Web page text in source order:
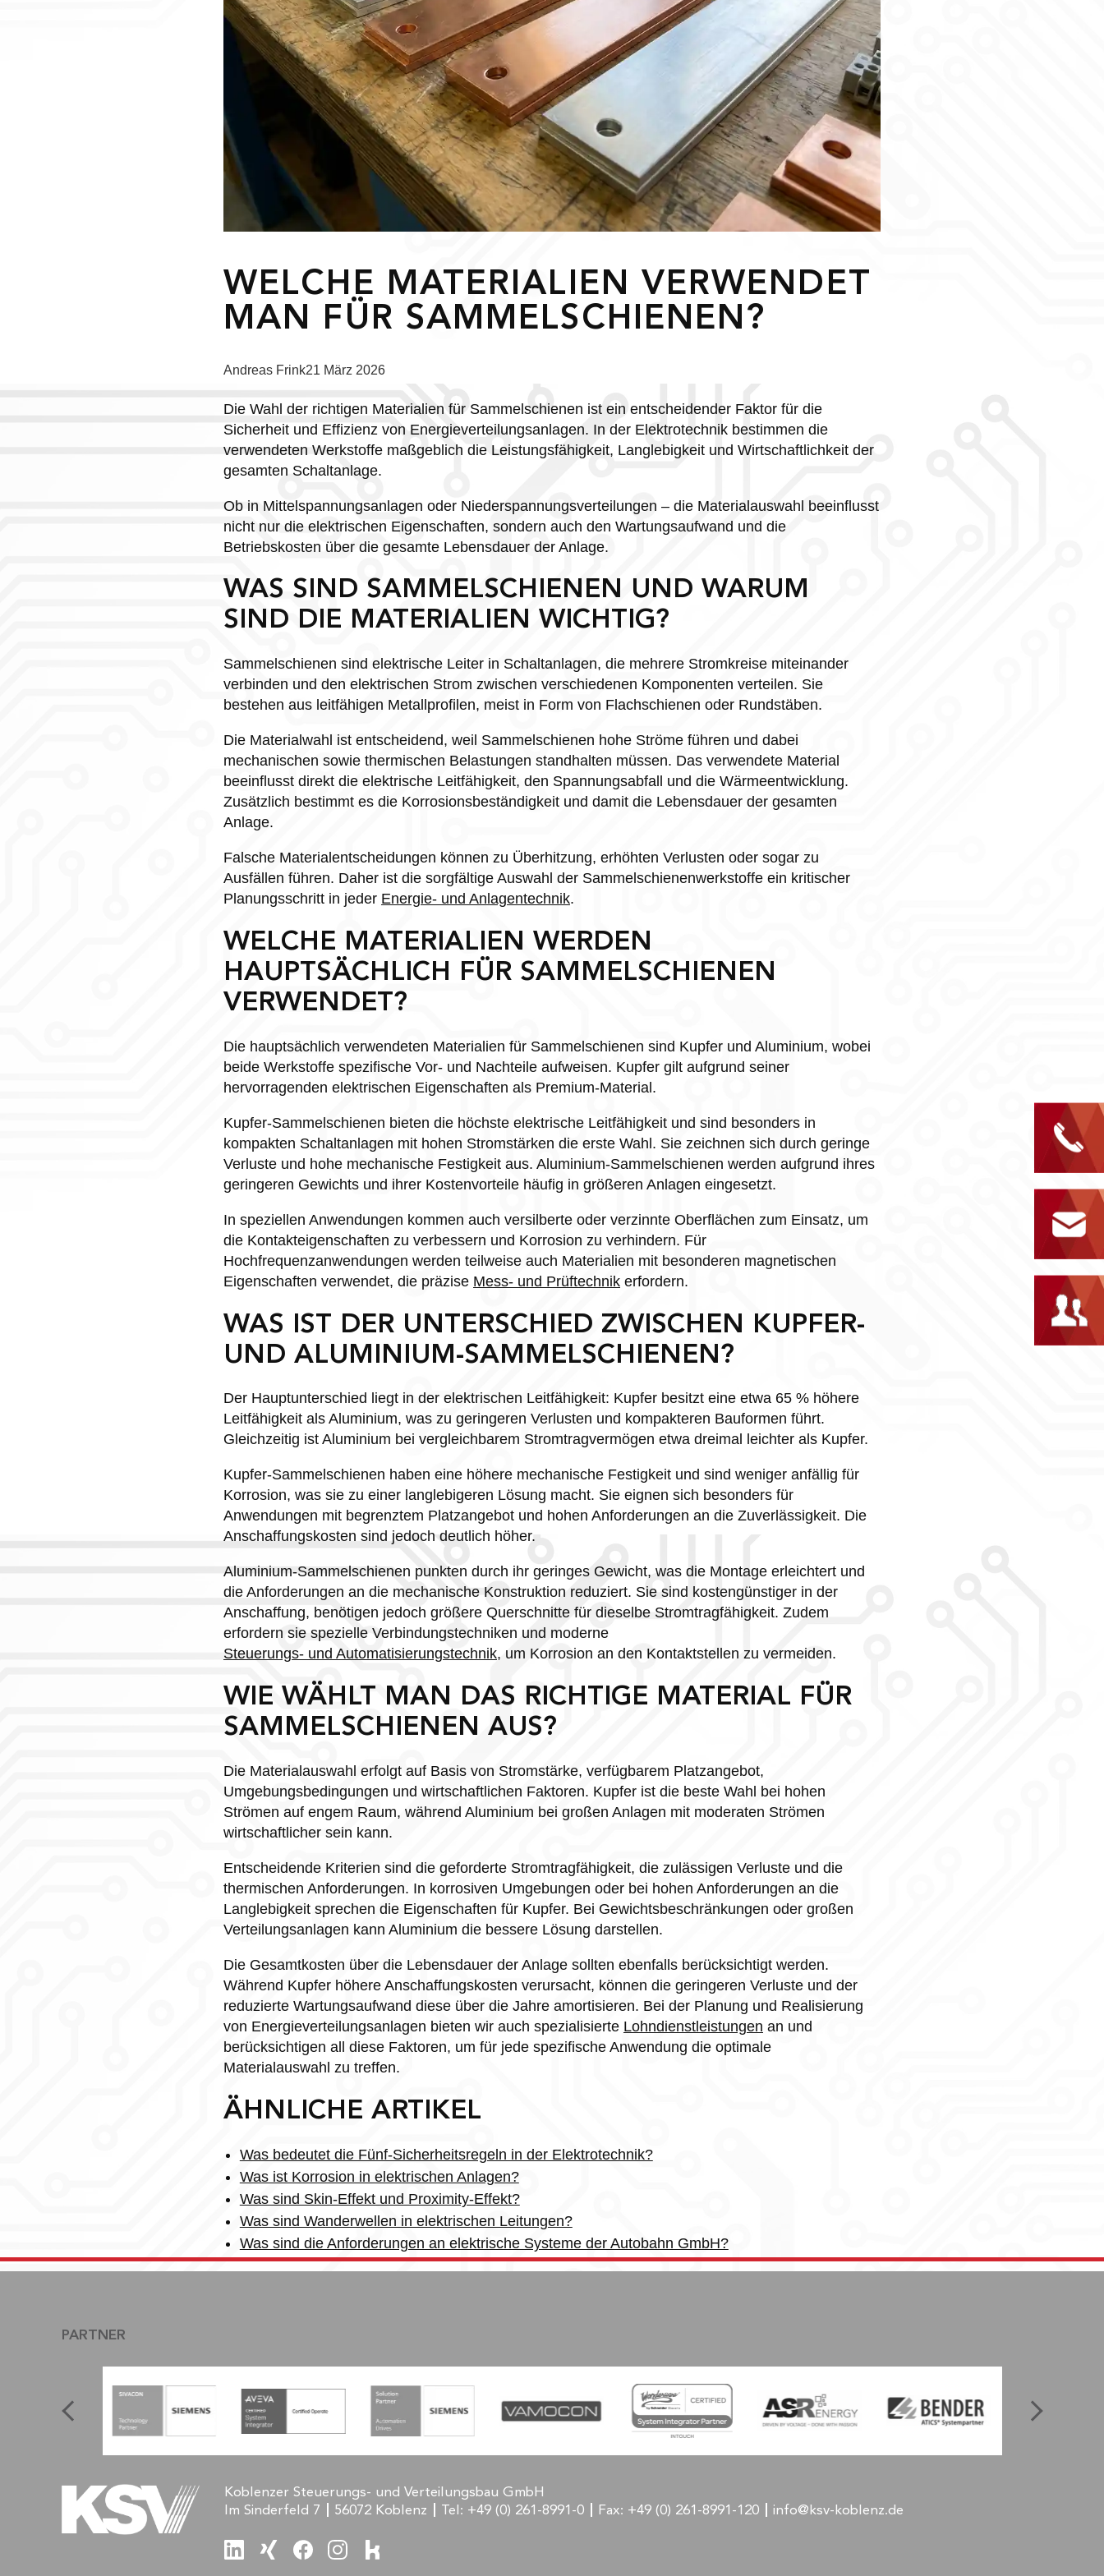
WELCHE MATERIALIEN VERWENDET
MAN FÜR SAMMELSCHIENEN?
Posted
Andreas Frink21 März 2026
Die Wahl der richtigen Materialien für Sammelschienen ist ein entscheidender Faktor für die
Sicherheit und Effizienz von Energieverteilungsanlagen. In der Elektrotechnik bestimmen die
verwendeten Werkstoffe maßgeblich die Leistungsfähigkeit, Langlebigkeit und Wirtschaftlichkeit der
gesamten Schaltanlage.
Ob in Mittelspannungsanlagen oder Niederspannungsverteilungen – die Materialauswahl beeinflusst
nicht nur die elektrischen Eigenschaften, sondern auch den Wartungsaufwand und die
Betriebskosten über die gesamte Lebensdauer der Anlage.
WAS SIND SAMMELSCHIENEN UND WARUM
SIND DIE MATERIALIEN WICHTIG?
Sammelschienen sind elektrische Leiter in Schaltanlagen, die mehrere Stromkreise miteinander
verbinden und den elektrischen Strom zwischen verschiedenen Komponenten verteilen. Sie
bestehen aus leitfähigen Metallprofilen, meist in Form von Flachschienen oder Rundstäben.
Die Materialwahl ist entscheidend, weil Sammelschienen hohe Ströme führen und dabei
mechanischen sowie thermischen Belastungen standhalten müssen. Das verwendete Material
beeinflusst direkt die elektrische Leitfähigkeit, den Spannungsabfall und die Wärmeentwicklung.
Zusätzlich bestimmt es die Korrosionsbeständigkeit und damit die Lebensdauer der gesamten
Anlage.
Falsche Materialentscheidungen können zu Überhitzung, erhöhten Verlusten oder sogar zu
Ausfällen führen. Daher ist die sorgfältige Auswahl der Sammelschienenwerkstoffe ein kritischer
Planungsschritt in jeder Energie- und Anlagentechnik.
WELCHE MATERIALIEN WERDEN
HAUPTSÄCHLICH FÜR SAMMELSCHIENEN
VERWENDET?
Die hauptsächlich verwendeten Materialien für Sammelschienen sind Kupfer und Aluminium, wobei
beide Werkstoffe spezifische Vor- und Nachteile aufweisen. Kupfer gilt aufgrund seiner
hervorragenden elektrischen Eigenschaften als Premium-Material.
Kupfer-Sammelschienen bieten die höchste elektrische Leitfähigkeit und sind besonders in
kompakten Schaltanlagen mit hohen Stromstärken die erste Wahl. Sie zeichnen sich durch geringe
Verluste und hohe mechanische Festigkeit aus. Aluminium-Sammelschienen werden aufgrund ihres
geringeren Gewichts und ihrer Kostenvorteile häufig in größeren Anlagen eingesetzt.
In speziellen Anwendungen kommen auch versilberte oder verzinnte Oberflächen zum Einsatz, um
die Kontakteigenschaften zu verbessern und Korrosion zu verhindern. Für
Hochfrequenzanwendungen werden teilweise auch Materialien mit besonderen magnetischen
Eigenschaften verwendet, die präzise Mess- und Prüftechnik erfordern.
WAS IST DER UNTERSCHIED ZWISCHEN KUPFER-
UND ALUMINIUM-SAMMELSCHIENEN?
Der Hauptunterschied liegt in der elektrischen Leitfähigkeit: Kupfer besitzt eine etwa 65 % höhere
Leitfähigkeit als Aluminium, was zu geringeren Verlusten und kompakteren Bauformen führt.
Gleichzeitig ist Aluminium bei vergleichbarem Stromtragvermögen etwa dreimal leichter als Kupfer.
Kupfer-Sammelschienen haben eine höhere mechanische Festigkeit und sind weniger anfällig für
Korrosion, was sie zu einer langlebigeren Lösung macht. Sie eignen sich besonders für
Anwendungen mit begrenztem Platzangebot und hohen Anforderungen an die Zuverlässigkeit. Die
Anschaffungskosten sind jedoch deutlich höher.
Aluminium-Sammelschienen punkten durch ihr geringes Gewicht, was die Montage erleichtert und
die Anforderungen an die mechanische Konstruktion reduziert. Sie sind kostengünstiger in der
Anschaffung, benötigen jedoch größere Querschnitte für dieselbe Stromtragfähigkeit. Zudem
erfordern sie spezielle Verbindungstechniken und moderne
Steuerungs- und Automatisierungstechnik, um Korrosion an den Kontaktstellen zu vermeiden.
WIE WÄHLT MAN DAS RICHTIGE MATERIAL FÜR
SAMMELSCHIENEN AUS?
Die Materialauswahl erfolgt auf Basis von Stromstärke, verfügbarem Platzangebot,
Umgebungsbedingungen und wirtschaftlichen Faktoren. Kupfer ist die beste Wahl bei hohen
Strömen auf engem Raum, während Aluminium bei großen Anlagen mit moderaten Strömen
wirtschaftlicher sein kann.
Entscheidende Kriterien sind die geforderte Stromtragfähigkeit, die zulässigen Verluste und die
thermischen Anforderungen. In korrosiven Umgebungen oder bei hohen Anforderungen an die
Langlebigkeit sprechen die Eigenschaften für Kupfer. Bei Gewichtsbeschränkungen oder großen
Verteilungsanlagen kann Aluminium die bessere Lösung darstellen.
Die Gesamtkosten über die Lebensdauer der Anlage sollten ebenfalls berücksichtigt werden.
Während Kupfer höhere Anschaffungskosten verursacht, können die geringeren Verluste und der
reduzierte Wartungsaufwand diese über die Jahre amortisieren. Bei der Planung und Realisierung
von Energieverteilungsanlagen bieten wir auch spezialisierte Lohndienstleistungen an und
berücksichtigen all diese Faktoren, um für jede spezifische Anwendung die optimale
Materialauswahl zu treffen.
ÄHNLICHE ARTIKEL
Was bedeutet die Fünf-Sicherheitsregeln in der Elektrotechnik?
Was ist Korrosion in elektrischen Anlagen?
Was sind Skin-Effekt und Proximity-Effekt?
Was sind Wanderwellen in elektrischen Leitungen?
Was sind die Anforderungen an elektrische Systeme der Autobahn GmbH?
PARTNER
Koblenzer Steuerungs- und Verteilungsbau GmbH
Im Sinderfeld 7
56072 Koblenz Tel: +49 (0) 261-8991-0 Fax: +49 (0) 261-8991-120 info@ksv-koblenz.de